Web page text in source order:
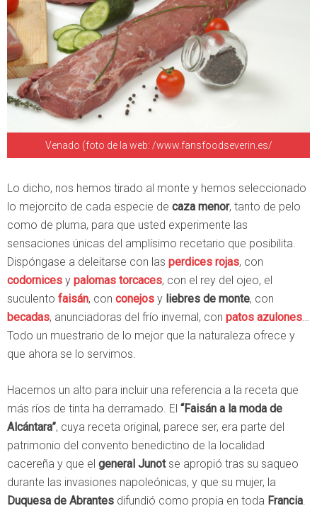
Venado (foto de la web: /www.fansfoodseverin.es/
Lo dicho, nos hemos tirado al monte y hemos seleccionado
lo mejorcito de cada especie de caza menor, tanto de pelo
como de pluma, para que usted experimente las
sensaciones únicas del amplísimo recetario que posibilita.
Dispóngase a deleitarse con las perdices rojas, con
codornices y palomas torcaces, con el rey del ojeo, el
suculento faisán, con conejos y liebres de monte, con
becadas, anunciadoras del frío invernal, con patos azulones…
Todo un muestrario de lo mejor que la naturaleza ofrece y
que ahora se lo servimos.
Hacemos un alto para incluir una referencia a la receta que
más ríos de tinta ha derramado. El “Faisán a la moda de
Alcántara”, cuya receta original, parece ser, era parte del
patrimonio del convento benedictino de la localidad
cacereña y que el general Junotse apropió tras su saqueo
durante las invasiones napoleónicas, y que su mujer, la
Duquesa de Abrantes difundió como propia en toda Francia.